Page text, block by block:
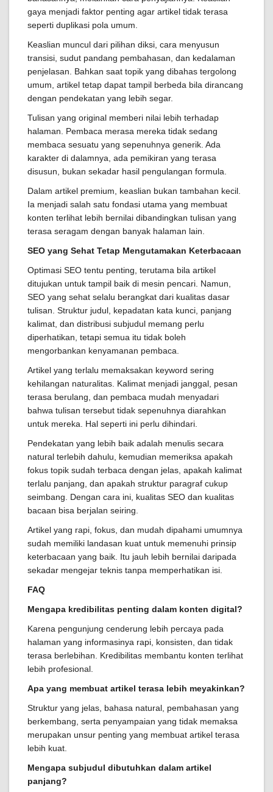
gaya menjadi faktor penting agar artikel tidak terasa
seperti duplikasi pola umum.
Keaslian muncul dari pilihan diksi, cara menyusun
transisi, sudut pandang pembahasan, dan kedalaman
penjelasan. Bahkan saat topik yang dibahas tergolong
umum, artikel tetap dapat tampil berbeda bila dirancang
dengan pendekatan yang lebih segar.
Tulisan yang original memberi nilai lebih terhadap
halaman. Pembaca merasa mereka tidak sedang
membaca sesuatu yang sepenuhnya generik. Ada
karakter di dalamnya, ada pemikiran yang terasa
disusun, bukan sekadar hasil pengulangan formula.
Dalam artikel premium, keaslian bukan tambahan kecil.
Ia menjadi salah satu fondasi utama yang membuat
konten terlihat lebih bernilai dibandingkan tulisan yang
terasa seragam dengan banyak halaman lain.
SEO yang Sehat Tetap Mengutamakan Keterbacaan
Optimasi SEO tentu penting, terutama bila artikel
ditujukan untuk tampil baik di mesin pencari. Namun,
SEO yang sehat selalu berangkat dari kualitas dasar
tulisan. Struktur judul, kepadatan kata kunci, panjang
kalimat, dan distribusi subjudul memang perlu
diperhatikan, tetapi semua itu tidak boleh
mengorbankan kenyamanan pembaca.
Artikel yang terlalu memaksakan keyword sering
kehilangan naturalitas. Kalimat menjadi janggal, pesan
terasa berulang, dan pembaca mudah menyadari
bahwa tulisan tersebut tidak sepenuhnya diarahkan
untuk mereka. Hal seperti ini perlu dihindari.
Pendekatan yang lebih baik adalah menulis secara
natural terlebih dahulu, kemudian memeriksa apakah
fokus topik sudah terbaca dengan jelas, apakah kalimat
terlalu panjang, dan apakah struktur paragraf cukup
seimbang. Dengan cara ini, kualitas SEO dan kualitas
bacaan bisa berjalan seiring.
Artikel yang rapi, fokus, dan mudah dipahami umumnya
sudah memiliki landasan kuat untuk memenuhi prinsip
keterbacaan yang baik. Itu jauh lebih bernilai daripada
sekadar mengejar teknis tanpa memperhatikan isi.
FAQ
Mengapa kredibilitas penting dalam konten digital?
Karena pengunjung cenderung lebih percaya pada
halaman yang informasinya rapi, konsisten, dan tidak
terasa berlebihan. Kredibilitas membantu konten terlihat
lebih profesional.
Apa yang membuat artikel terasa lebih meyakinkan?
Struktur yang jelas, bahasa natural, pembahasan yang
berkembang, serta penyampaian yang tidak memaksa
merupakan unsur penting yang membuat artikel terasa
lebih kuat.
Mengapa subjudul dibutuhkan dalam artikel
panjang?